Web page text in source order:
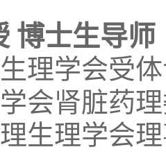
博士生导师
理学会受
会肾脏药
生理学会